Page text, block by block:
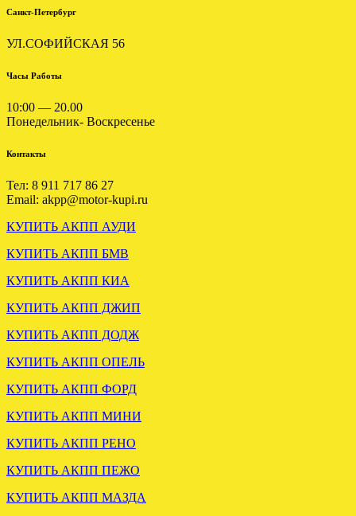
ВАРИАТОР АУДИ А6 С6
2.4 GAS отправлен в
.
ЗАГРУЖЕНА АКПП VW
PASSAT B6 2.0 HYC DSG
.
Санкт-Петербург
УЛ.СОФИЙСКАЯ 56
Часы Работы
10:00 — 20.00
Понедельник- Воскресенье
Контакты
Тел: 8 911 717 86 27
Email: akpp@motor-kupi.ru
КУПИТЬ АКПП АУДИ
КУПИТЬ АКПП БМВ
КУПИТЬ АКПП КИА
КУПИТЬ АКПП ДЖИП
КУПИТЬ АКПП ДОДЖ
КУПИТЬ АКПП ОПЕЛЬ
КУПИТЬ АКПП ФОРД
КУПИТЬ АКПП МИНИ
КУПИТЬ АКПП РЕНО
КУПИТЬ АКПП ПЕЖО
КУПИТЬ АКПП МАЗДА